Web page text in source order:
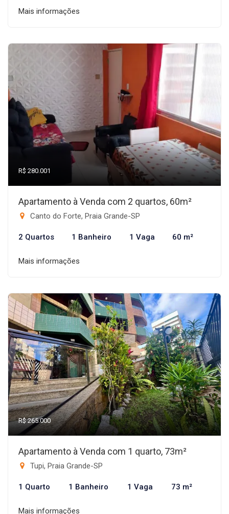
Mais informações
R$ 280.001
Apartamento à Venda com 2 quartos, 60m²
Canto do Forte, Praia Grande-SP
2 Quartos 1 Banheiro 1 Vaga 60 m²
Mais informações
R$ 265.000
Apartamento à Venda com 1 quarto, 73m²
Tupi, Praia Grande-SP
1 Quarto 1 Banheiro 1 Vaga 73 m²
Mais informações